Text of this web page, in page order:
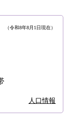
（令和8年8月1日現在）
人口情報